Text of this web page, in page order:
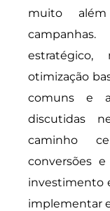
muito
otimização
comuns e
discutidas
caminho
conversões
investimento
implementar